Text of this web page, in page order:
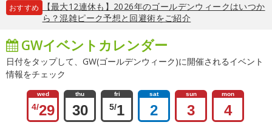
おすすめ
【最大12連休も】2026年のゴールデンウィークはいつか
ら？混雑ピーク予想と回避術をご紹介
GWイベントカレンダー
日付をタップして、GW(ゴールデンウィーク)に開催されるイベント
情報をチェック
wed
4/29
thu
30
fri
5/1
sat
2
sun
3
mon
4